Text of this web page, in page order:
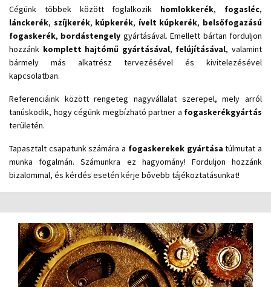
Cégünk többek között foglalkozik homlokkerék, fogasléc,
lánckerék, szíjkerék, kúpkerék, ívelt kúpkerék, belsőfogazású
fogaskerék, bordástengely gyártásával. Emellett bártan forduljon
hozzánk komplett hajtómű gyártásával, felújításával, valamint
bármely más alkatrész tervezésével és kivitelezésével
kapcsolatban.
Referenciáink között rengeteg nagyvállalat szerepel, mely arról
tanúskodik, hogy cégünk megbízható partner a fogaskerékgyártás
területén.
Tapasztalt csapatunk számára a fogaskerekek gyártása túlmutat a
munka fogalmán. Számunkra ez hagyomány! Forduljon hozzánk
bizalommal, és kérdés esetén kérje bővebb tájékoztatásunkat!